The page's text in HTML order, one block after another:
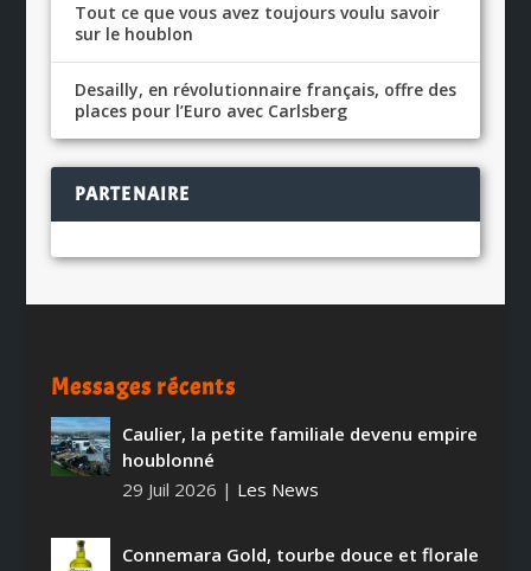
Tout ce que vous avez toujours voulu savoir
sur le houblon
Desailly, en révolutionnaire français, offre des
places pour l’Euro avec Carlsberg
PARTENAIRE
Messages récents
Caulier, la petite familiale devenu empire
houblonné
29 Juil 2026 | Les News
Connemara Gold, tourbe douce et florale